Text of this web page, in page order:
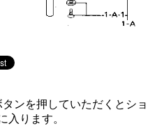
タンを押していただくとショ
入ります。